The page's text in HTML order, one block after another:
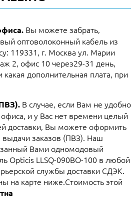
Вы можете забрать,
оптоволоконный кабель из
119331, г. Москва ул. Марии
2, офис 10 через29-31 день,
дополнительная плата, при
В случае, если Вам не удобно
и у Вас нет времени целый
доставки, Вы можете оформить
выдачи заказов (ПВЗ). Наш
Вами одномодовый
Opticis LLSQ-090BO-100 в любой
службы доставки СДЭК.
на карте ниже.Стоимость этой